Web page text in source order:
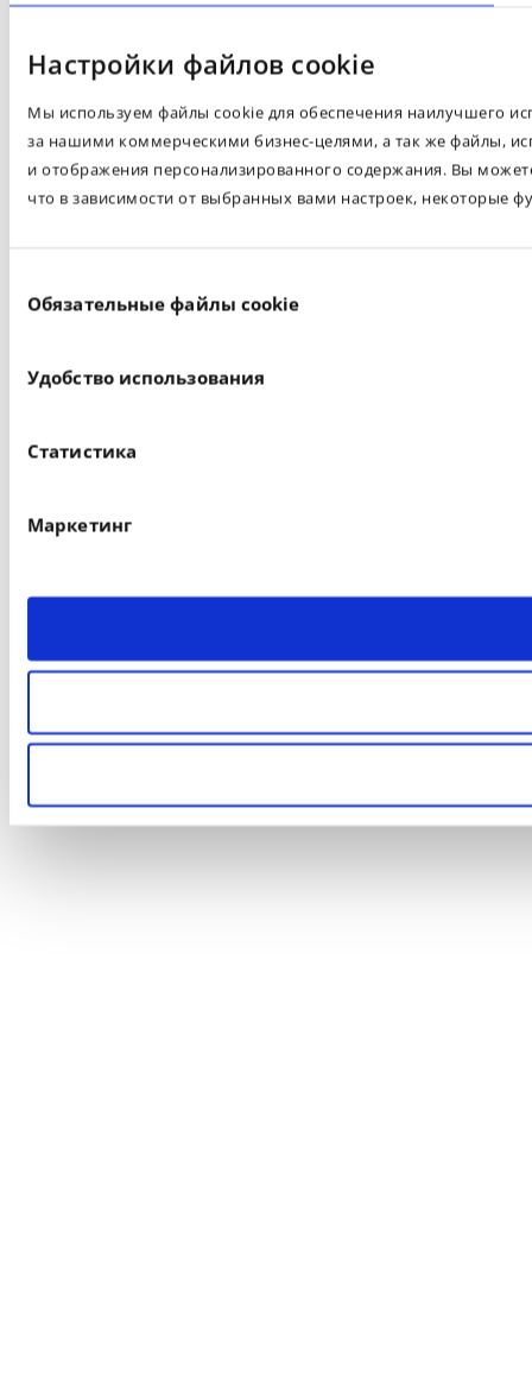
Настройки файлов cookie
Мы используем файлы cookie для обеспечения наилучшего
за нашими коммерческими бизнес-целями, а так же файлы,
и отображения персонализированного содержания. Вы
что в зависимости от выбранных вами настроек, некоторые
согласия
Обязательные файлы cookie
Удобство использования
Статистика
Маркетинг